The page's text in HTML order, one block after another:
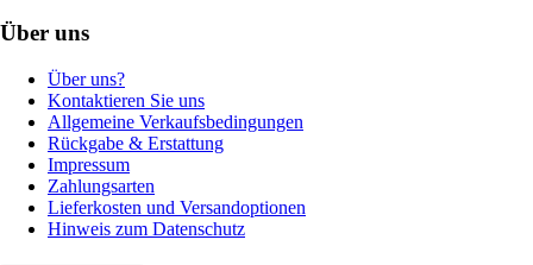
Über uns
Über uns?
Kontaktieren Sie uns
Allgemeine Verkaufsbedingungen
Rückgabe & Erstattung
Impressum
Zahlungsarten
Lieferkosten und Versandoptionen
Hinweis zum Datenschutz